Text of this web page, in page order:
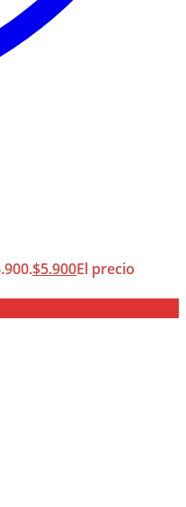
$5.900El precio